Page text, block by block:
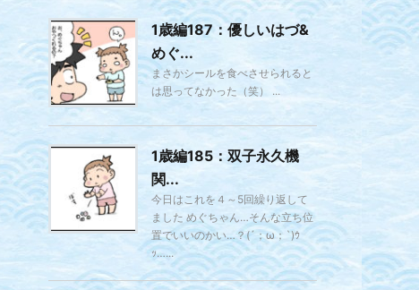
1歳編187：優しいはづ&
めぐ...
まさかシールを食べさせられると
は思ってなかった（笑） ...
1歳編185：双子永久機
関...
今日はこれを４～5回繰り返して
ました めぐちゃん…そんな立ち位
置でいいのかい…？(´；ω；`)ｳ
ｯ…...